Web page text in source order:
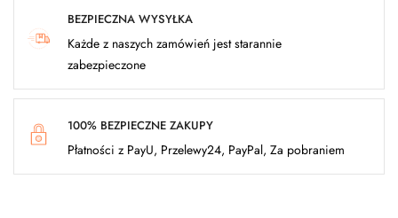
BEZPIECZNA WYSYŁKA
Każde z naszych zamówień jest starannie
zabezpieczone
100% BEZPIECZNE ZAKUPY
Płatności z PayU, Przelewy24, PayPal, Za pobraniem